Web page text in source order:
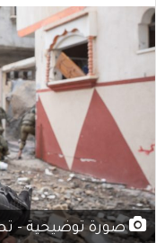
صورة توضيحية -